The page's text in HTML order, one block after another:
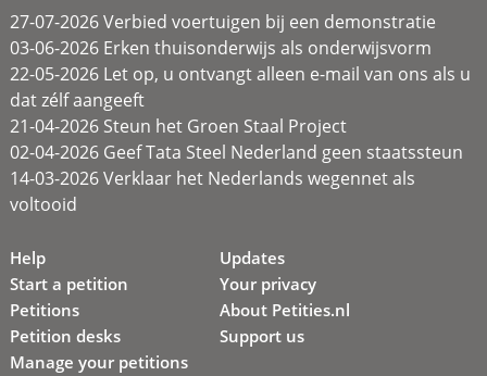
27-07-2026 Verbied voertuigen bij een demonstratie
03-06-2026 Erken thuisonderwijs als onderwijsvorm
22-05-2026 Let op, u ontvangt alleen e-mail van ons als u
dat zélf aangeeft
21-04-2026 Steun het Groen Staal Project
02-04-2026 Geef Tata Steel Nederland geen staatssteun
14-03-2026 Verklaar het Nederlands wegennet als
voltooid
Help
Start a petition
Petitions
Petition desks
Manage your petitions
Updates
Your privacy
About Petities.nl
Support us